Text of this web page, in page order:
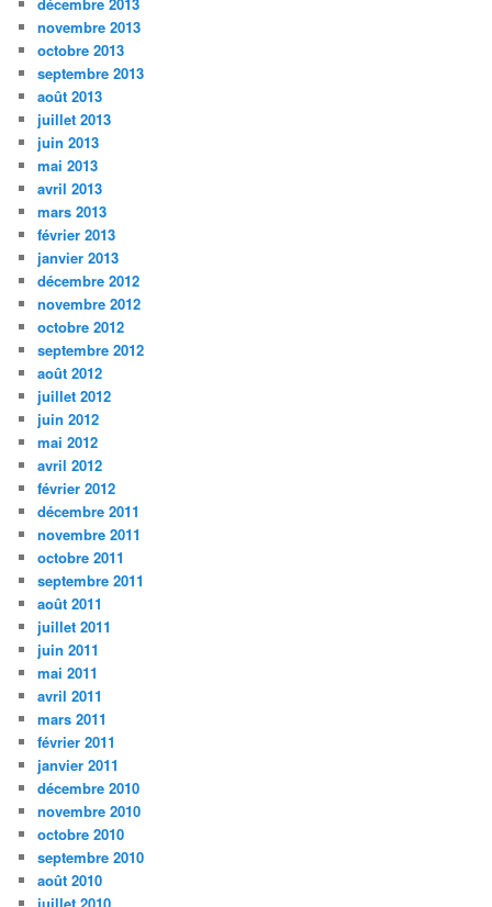
novembre 2013
octobre 2013
septembre 2013
août 2013
juillet 2013
juin 2013
mai 2013
avril 2013
mars 2013
février 2013
janvier 2013
décembre 2012
novembre 2012
octobre 2012
septembre 2012
août 2012
juillet 2012
juin 2012
mai 2012
avril 2012
février 2012
décembre 2011
novembre 2011
octobre 2011
septembre 2011
août 2011
juillet 2011
juin 2011
mai 2011
avril 2011
mars 2011
février 2011
janvier 2011
décembre 2010
novembre 2010
octobre 2010
septembre 2010
août 2010